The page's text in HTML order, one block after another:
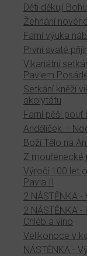
Děti děkují
Žehnání
Farní výuka
První svaté
Vikariátní
Pavlem
Setkání kněží
akolytátu
Farní pěší pouť
Andělíček –
Boží Tělo na
Z mouřenecké
Výročí 100 let
Pavla II
2 NÁSTĚNKA
2 NÁSTĚNKA
Chléb a víno
Velikonoce v
NÁSTĚNKA -